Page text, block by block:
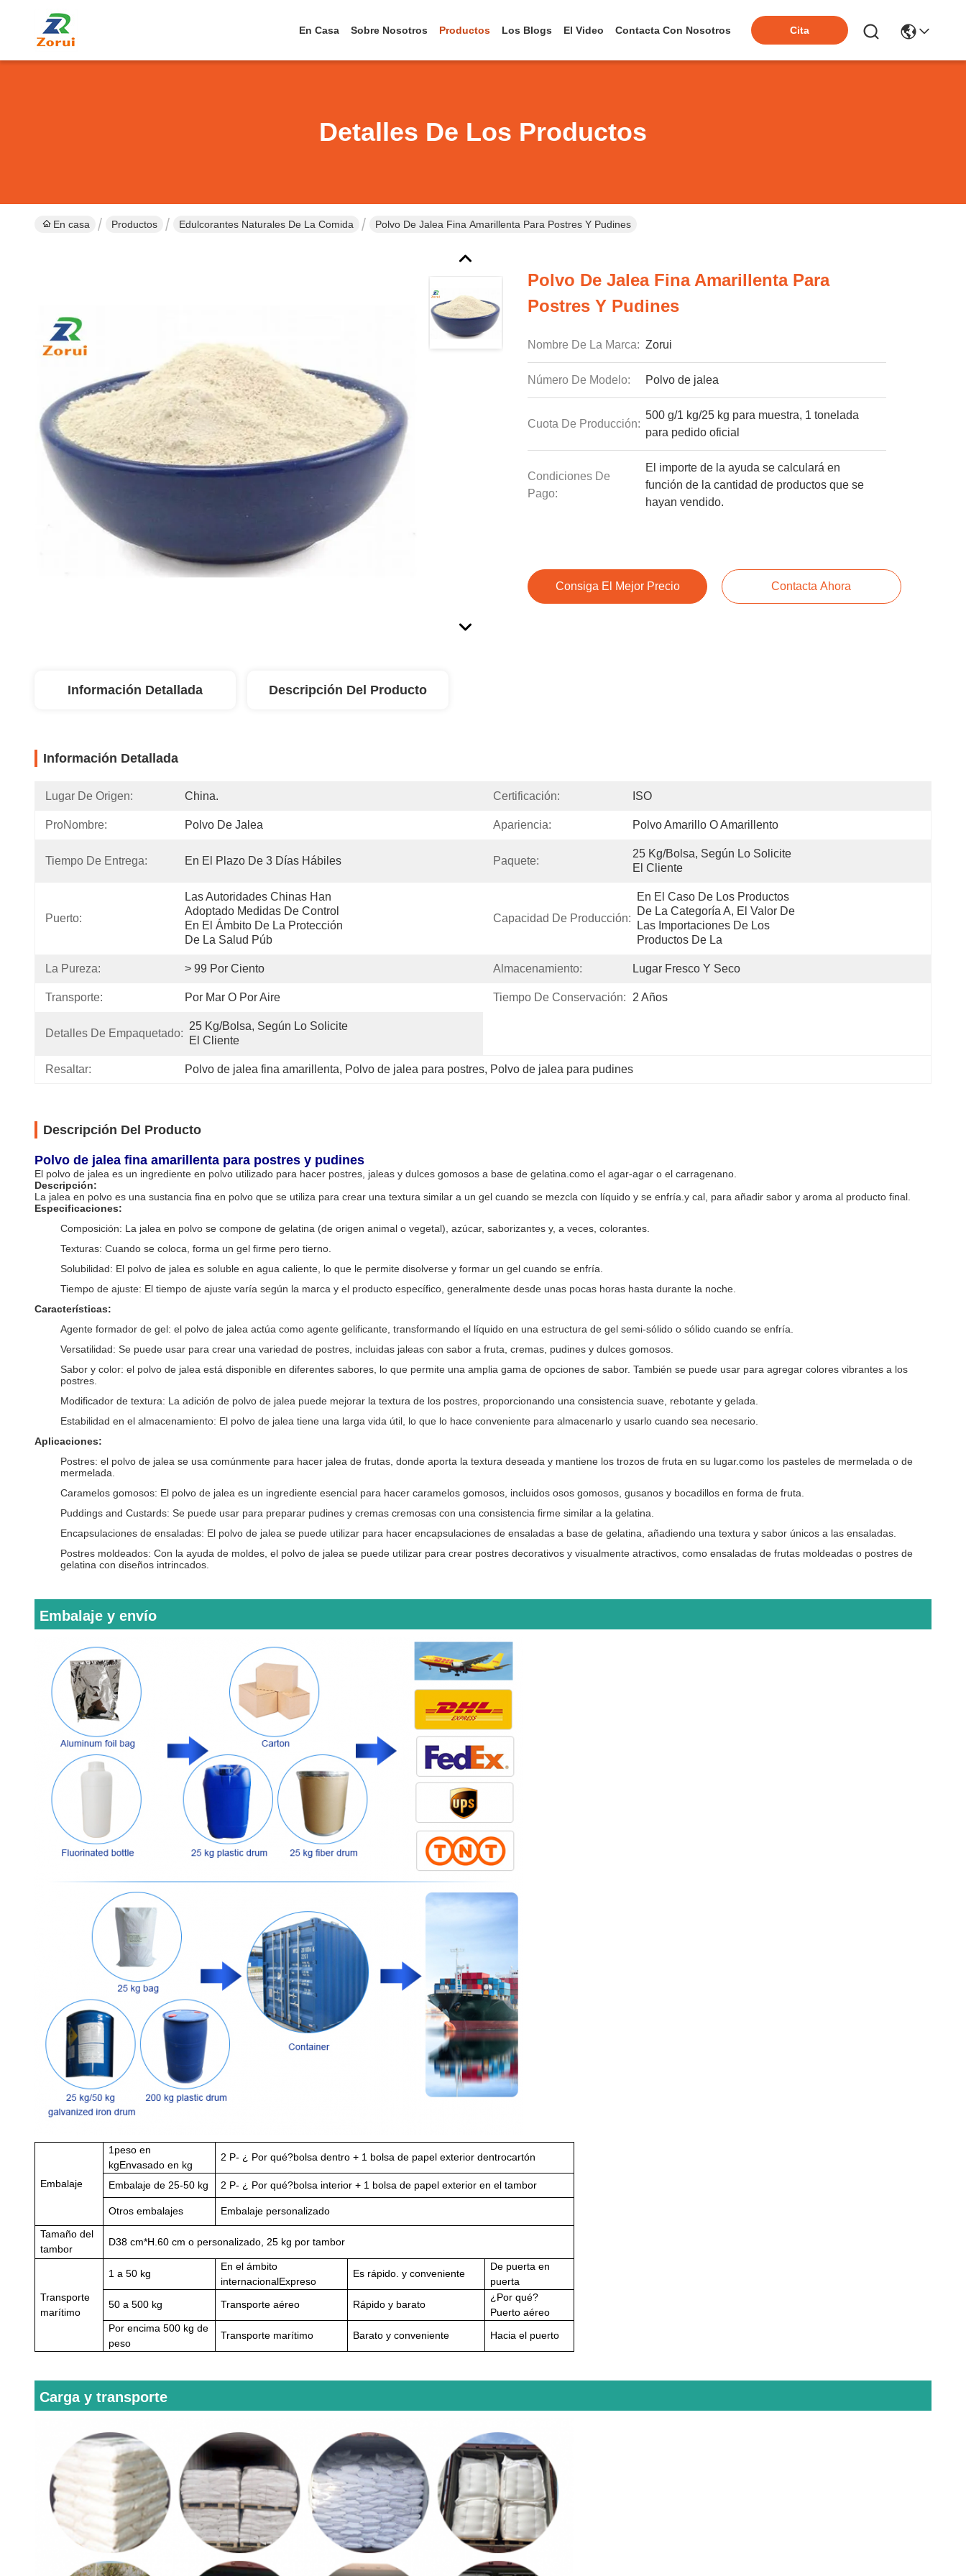
En Casa Sobre Nosotros Productos Los Blogs El Video Contacta Con Nosotros Cita
Detalles De Los Productos
En casa Productos Edulcorantes Naturales De La Comida Polvo De Jalea Fina Amarillenta Para Postres Y Pudines
Polvo De Jalea Fina Amarillenta Para
Postres Y Pudines
Nombre De La Marca: Zorui
Número De Modelo: Polvo de jalea
Cuota De Producción:
500 g/1 kg/25 kg para muestra, 1 tonelada
para pedido oficial
Condiciones De
Pago:
El importe de la ayuda se calculará en
función de la cantidad de productos que se
hayan vendido.
Consiga El Mejor Precio Contacta Ahora
Información Detallada Descripción Del Producto
Información Detallada
Lugar De Origen: China. Certificación: ISO
ProNombre: Polvo De Jalea Apariencia: Polvo Amarillo O Amarillento
Tiempo De Entrega: En El Plazo De 3 Días Hábiles Paquete:
25 Kg/bolsa, Según Lo Solicite
El Cliente
Puerto:
Las Autoridades Chinas Han
Adoptado Medidas De Control
En El Ámbito De La Protección
De La Salud Púb
Capacidad De Producción:
En El Caso De Los Productos
De La Categoría A, El Valor De
Las Importaciones De Los
Productos De La
La Pureza: > 99 Por Ciento Almacenamiento: Lugar Fresco Y Seco
Transporte: Por Mar O Por Aire Tiempo De Conservación: 2 Años
Detalles De Empaquetado:
25 Kg/bolsa, Según Lo Solicite
El Cliente
Resaltar: Polvo de jalea fina amarillenta, Polvo de jalea para postres, Polvo de jalea para pudines
Descripción Del Producto
Polvo de jalea fina amarillenta para postres y pudines
El polvo de jalea es un ingrediente en polvo utilizado para hacer postres, jaleas y dulces gomosos a base de gelatina.como el agar-agar o el carragenano.
Descripción:
La jalea en polvo es una sustancia fina en polvo que se utiliza para crear una textura similar a un gel cuando se mezcla con líquido y se enfría.y cal, para añadir sabor y aroma al producto final.
Especificaciones:
Composición: La jalea en polvo se compone de gelatina (de origen animal o vegetal), azúcar, saborizantes y, a veces, colorantes.
Texturas: Cuando se coloca, forma un gel firme pero tierno.
Solubilidad: El polvo de jalea es soluble en agua caliente, lo que le permite disolverse y formar un gel cuando se enfría.
Tiempo de ajuste: El tiempo de ajuste varía según la marca y el producto específico, generalmente desde unas pocas horas hasta durante la noche.
Características:
Agente formador de gel: el polvo de jalea actúa como agente gelificante, transformando el líquido en una estructura de gel semi-sólido o sólido cuando se enfría.
Versatilidad: Se puede usar para crear una variedad de postres, incluidas jaleas con sabor a fruta, cremas, pudines y dulces gomosos.
Sabor y color: el polvo de jalea está disponible en diferentes sabores, lo que permite una amplia gama de opciones de sabor. También se puede usar para agregar colores vibrantes a los
postres.
Modificador de textura: La adición de polvo de jalea puede mejorar la textura de los postres, proporcionando una consistencia suave, rebotante y gelada.
Estabilidad en el almacenamiento: El polvo de jalea tiene una larga vida útil, lo que lo hace conveniente para almacenarlo y usarlo cuando sea necesario.
Aplicaciones:
Postres: el polvo de jalea se usa comúnmente para hacer jalea de frutas, donde aporta la textura deseada y mantiene los trozos de fruta en su lugar.como los pasteles de mermelada o de
mermelada.
Caramelos gomosos: El polvo de jalea es un ingrediente esencial para hacer caramelos gomosos, incluidos osos gomosos, gusanos y bocadillos en forma de fruta.
Puddings and Custards: Se puede usar para preparar pudines y cremas cremosas con una consistencia firme similar a la gelatina.
Encapsulaciones de ensaladas: El polvo de jalea se puede utilizar para hacer encapsulaciones de ensaladas a base de gelatina, añadiendo una textura y sabor únicos a las ensaladas.
Postres moldeados: Con la ayuda de moldes, el polvo de jalea se puede utilizar para crear postres decorativos y visualmente atractivos, como ensaladas de frutas moldeadas o postres de
gelatina con diseños intrincados.
Embalaje y envío
Embalaje
1 peso en
kgEnvasado en kg
2 P- ¿ Por qué?bolsa dentro + 1 bolsa de papel exterior dentrocartón
Embalaje de 25-50 kg 2 P- ¿ Por qué?bolsa interior + 1 bolsa de papel exterior en el tambor
Otros embalajes
Embalaje personalizado
Tamaño del
tambor
D38 cm*H.60 cm o personalizado, 25 kg por tambor
Transporte
marítimo
1 a 50 kg
En el ámbito
internacionalExpreso
Es rápido. y conveniente
De puerta en
puerta
50 a 500 kg
Transporte aéreo Rápido y barato
¿Por qué?
Puerto aéreo
Por encima 500 kg de
peso
Transporte marítimo Barato y conveniente Hacia el puerto
Carga y transporte